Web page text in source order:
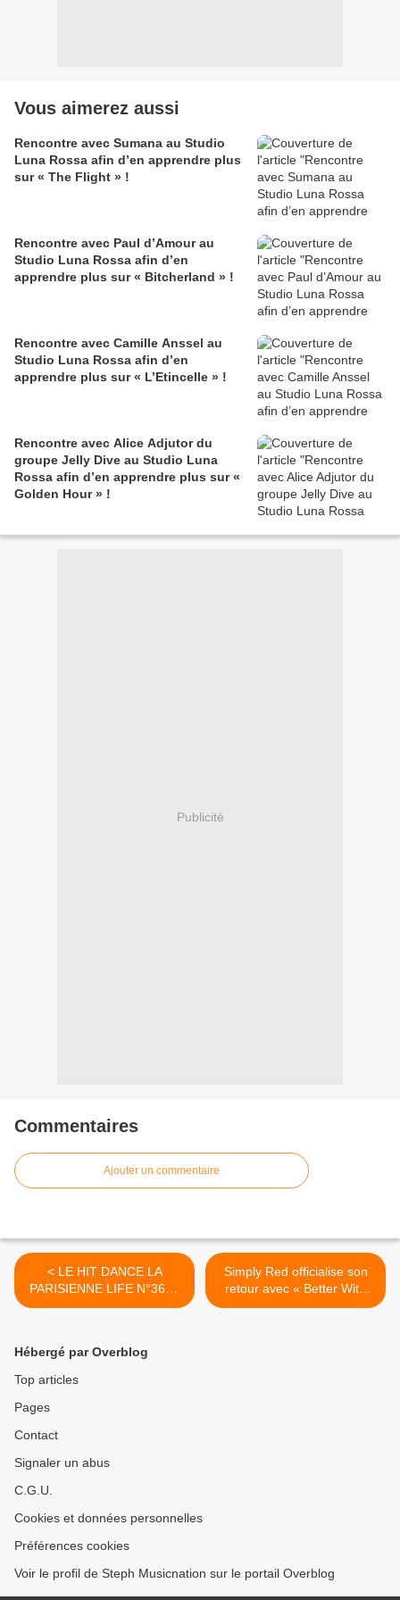
Vous aimerez aussi
Rencontre avec Sumana au Studio
Luna Rossa afin d’en apprendre plus
sur « The Flight » !
Rencontre avec Paul d’Amour au
Studio Luna Rossa afin d’en
apprendre plus sur « Bitcherland » !
Rencontre avec Camille Anssel au
Studio Luna Rossa afin d’en
apprendre plus sur « L’Etincelle » !
Rencontre avec Alice Adjutor du
groupe Jelly Dive au Studio Luna
Rossa afin d’en apprendre plus sur «
Golden Hour » !
Publicité
Commentaires
Ajouter un commentaire
< LE HIT DANCE LA
PARISIENNE LIFE N°364 -
03 MARS 2023
Simply Red officialise son
retour avec « Better With
You » ! >
Hébergé par Overblog
Top articles
Pages
Contact
Signaler un abus
C.G.U.
Cookies et données personnelles
Préférences cookies
Voir le profil de Steph Musicnation sur le portail Overblog